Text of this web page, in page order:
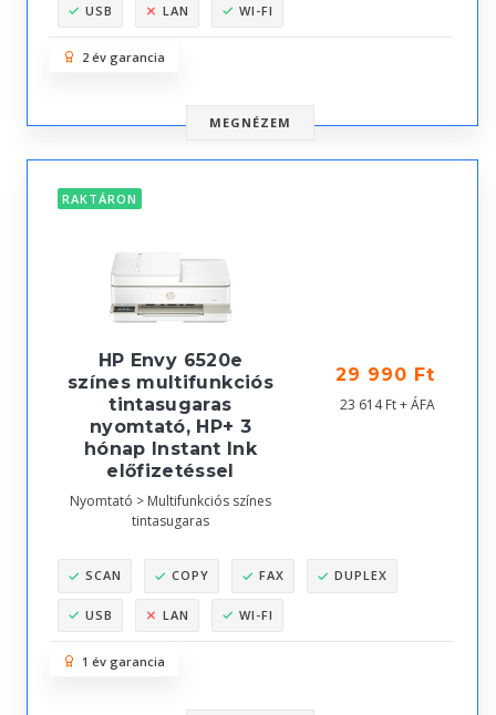
USB LAN WI-FI
2 év garancia
MEGNÉZEM
RAKTÁRON
HP Envy 6520e
színes multifunkciós
tintasugaras
nyomtató, HP+ 3
hónap Instant Ink
előfizetéssel
Nyomtató > Multifunkciós színes
tintasugaras
29 990 Ft
23 614 Ft + ÁFA
SCAN COPY FAX DUPLEX
USB LAN WI-FI
1 év garancia